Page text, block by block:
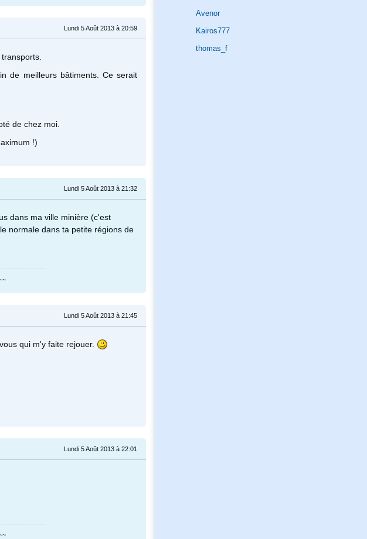
Avenor
Kairos777
thomas_f
Lundi 5 Août 2013 à 20:59
de meilleurs bâtiments. Ce serait
de chez moi.
!)
Lundi 5 Août 2013 à 21:32
dans ma ville minière (c'est
normale dans ta petite régions de
Lundi 5 Août 2013 à 21:45
qui m'y faite rejouer.
Lundi 5 Août 2013 à 22:01